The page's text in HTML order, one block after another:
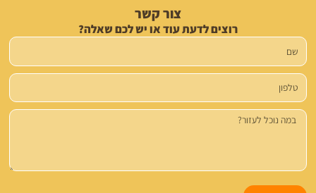
צור קשר
רוצים לדעת עוד או יש לכם שאלה?
שם
טלפון
הודעה